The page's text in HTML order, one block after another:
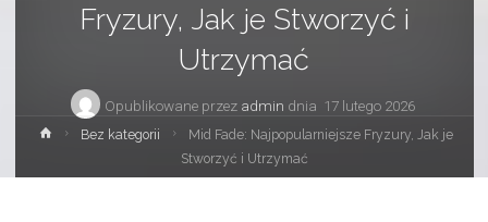
Fryzury, Jak je Stworzyć i
Utrzymać
Opublikowane przez admin dnia 17 lutego 2026
StronaBez kategorii
Mid Fade: Najpopularniejsze Fryzury, Jak je
Stworzyć i Utrzymać